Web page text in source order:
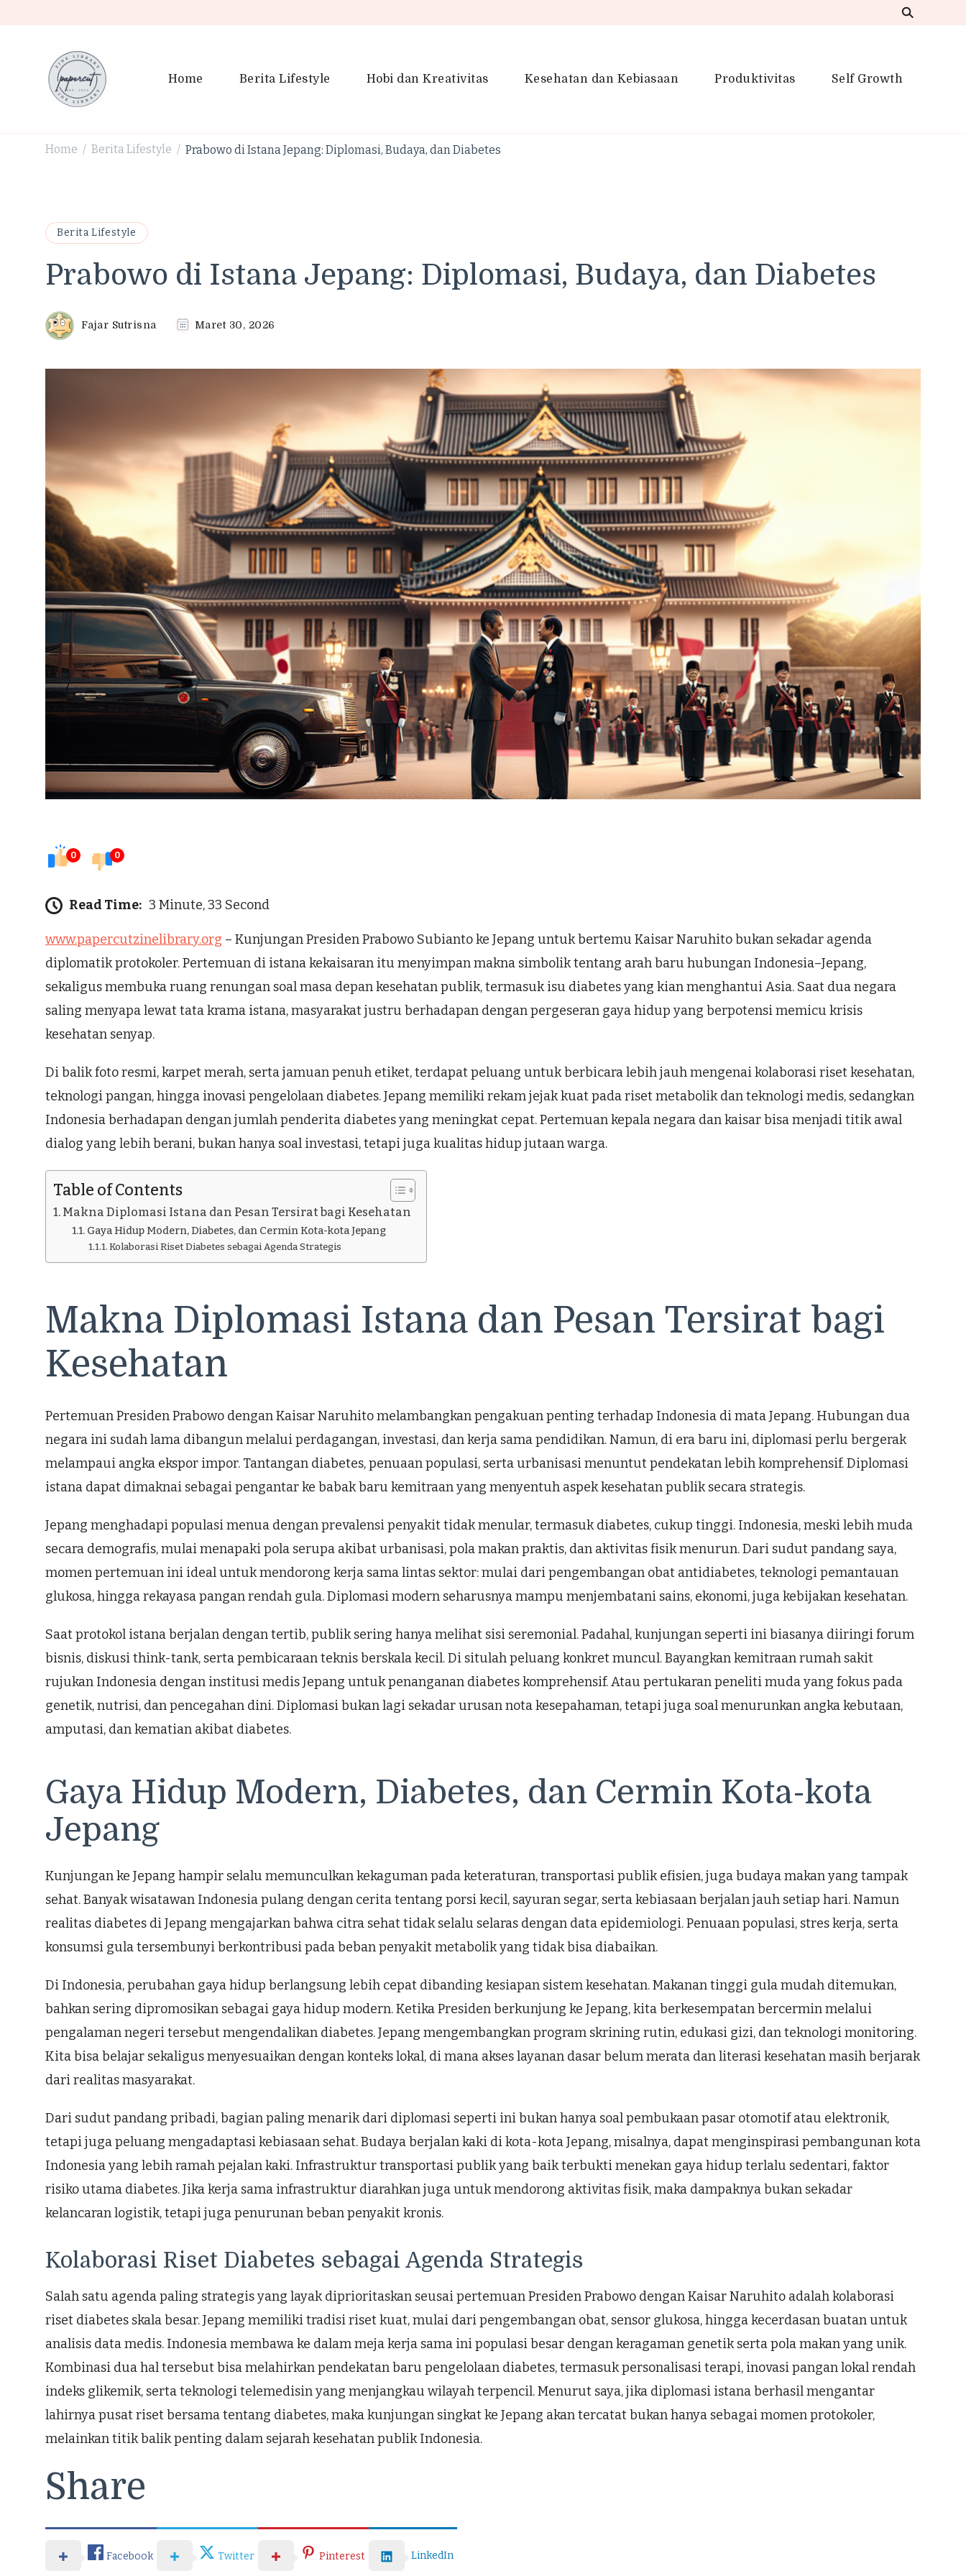
Home Berita Lifestyle Hobi dan Kreativitas Kesehatan dan Kebiasaan Produktivitas Self Growth
Home / Berita Lifestyle / Prabowo di Istana Jepang: Diplomasi, Budaya, dan Diabetes
Berita Lifestyle
Prabowo di Istana Jepang: Diplomasi, Budaya, dan Diabetes
Fajar Sutrisna Maret 30, 2026
0 0
Read Time: 3 Minute, 33 Second
www.papercutzinelibrary.org – Kunjungan Presiden Prabowo Subianto ke Jepang untuk bertemu Kaisar Naruhito bukan sekadar agenda
diplomatik protokoler. Pertemuan di istana kekaisaran itu menyimpan makna simbolik tentang arah baru hubungan Indonesia–Jepang,
sekaligus membuka ruang renungan soal masa depan kesehatan publik, termasuk isu diabetes yang kian menghantui Asia. Saat dua negara
saling menyapa lewat tata krama istana, masyarakat justru berhadapan dengan pergeseran gaya hidup yang berpotensi memicu krisis
kesehatan senyap.
Di balik foto resmi, karpet merah, serta jamuan penuh etiket, terdapat peluang untuk berbicara lebih jauh mengenai kolaborasi riset kesehatan,
teknologi pangan, hingga inovasi pengelolaan diabetes. Jepang memiliki rekam jejak kuat pada riset metabolik dan teknologi medis, sedangkan
Indonesia berhadapan dengan jumlah penderita diabetes yang meningkat cepat. Pertemuan kepala negara dan kaisar bisa menjadi titik awal
dialog yang lebih berani, bukan hanya soal investasi, tetapi juga kualitas hidup jutaan warga.
Table of Contents
Makna Diplomasi Istana dan Pesan Tersirat bagi Kesehatan
Gaya Hidup Modern, Diabetes, dan Cermin Kota-kota Jepang
Kolaborasi Riset Diabetes sebagai Agenda Strategis
Makna Diplomasi Istana dan Pesan Tersirat bagi
Kesehatan
Pertemuan Presiden Prabowo dengan Kaisar Naruhito melambangkan pengakuan penting terhadap Indonesia di mata Jepang. Hubungan dua
negara ini sudah lama dibangun melalui perdagangan, investasi, dan kerja sama pendidikan. Namun, di era baru ini, diplomasi perlu bergerak
melampaui angka ekspor impor. Tantangan diabetes, penuaan populasi, serta urbanisasi menuntut pendekatan lebih komprehensif. Diplomasi
istana dapat dimaknai sebagai pengantar ke babak baru kemitraan yang menyentuh aspek kesehatan publik secara strategis.
Jepang menghadapi populasi menua dengan prevalensi penyakit tidak menular, termasuk diabetes, cukup tinggi. Indonesia, meski lebih muda
secara demografis, mulai menapaki pola serupa akibat urbanisasi, pola makan praktis, dan aktivitas fisik menurun. Dari sudut pandang saya,
momen pertemuan ini ideal untuk mendorong kerja sama lintas sektor: mulai dari pengembangan obat antidiabetes, teknologi pemantauan
glukosa, hingga rekayasa pangan rendah gula. Diplomasi modern seharusnya mampu menjembatani sains, ekonomi, juga kebijakan kesehatan.
Saat protokol istana berjalan dengan tertib, publik sering hanya melihat sisi seremonial. Padahal, kunjungan seperti ini biasanya diiringi forum
bisnis, diskusi think-tank, serta pembicaraan teknis berskala kecil. Di situlah peluang konkret muncul. Bayangkan kemitraan rumah sakit
rujukan Indonesia dengan institusi medis Jepang untuk penanganan diabetes komprehensif. Atau pertukaran peneliti muda yang fokus pada
genetik, nutrisi, dan pencegahan dini. Diplomasi bukan lagi sekadar urusan nota kesepahaman, tetapi juga soal menurunkan angka kebutaan,
amputasi, dan kematian akibat diabetes.
Gaya Hidup Modern, Diabetes, dan Cermin Kota-kota
Jepang
Kunjungan ke Jepang hampir selalu memunculkan kekaguman pada keteraturan, transportasi publik efisien, juga budaya makan yang tampak
sehat. Banyak wisatawan Indonesia pulang dengan cerita tentang porsi kecil, sayuran segar, serta kebiasaan berjalan jauh setiap hari. Namun
realitas diabetes di Jepang mengajarkan bahwa citra sehat tidak selalu selaras dengan data epidemiologi. Penuaan populasi, stres kerja, serta
konsumsi gula tersembunyi berkontribusi pada beban penyakit metabolik yang tidak bisa diabaikan.
Di Indonesia, perubahan gaya hidup berlangsung lebih cepat dibanding kesiapan sistem kesehatan. Makanan tinggi gula mudah ditemukan,
bahkan sering dipromosikan sebagai gaya hidup modern. Ketika Presiden berkunjung ke Jepang, kita berkesempatan bercermin melalui
pengalaman negeri tersebut mengendalikan diabetes. Jepang mengembangkan program skrining rutin, edukasi gizi, dan teknologi monitoring.
Kita bisa belajar sekaligus menyesuaikan dengan konteks lokal, di mana akses layanan dasar belum merata dan literasi kesehatan masih berjarak
dari realitas masyarakat.
Dari sudut pandang pribadi, bagian paling menarik dari diplomasi seperti ini bukan hanya soal pembukaan pasar otomotif atau elektronik,
tetapi juga peluang mengadaptasi kebiasaan sehat. Budaya berjalan kaki di kota-kota Jepang, misalnya, dapat menginspirasi pembangunan kota
Indonesia yang lebih ramah pejalan kaki. Infrastruktur transportasi publik yang baik terbukti menekan gaya hidup terlalu sedentari, faktor
risiko utama diabetes. Jika kerja sama infrastruktur diarahkan juga untuk mendorong aktivitas fisik, maka dampaknya bukan sekadar
kelancaran logistik, tetapi juga penurunan beban penyakit kronis.
Kolaborasi Riset Diabetes sebagai Agenda Strategis
Salah satu agenda paling strategis yang layak diprioritaskan seusai pertemuan Presiden Prabowo dengan Kaisar Naruhito adalah kolaborasi
riset diabetes skala besar. Jepang memiliki tradisi riset kuat, mulai dari pengembangan obat, sensor glukosa, hingga kecerdasan buatan untuk
analisis data medis. Indonesia membawa ke dalam meja kerja sama ini populasi besar dengan keragaman genetik serta pola makan yang unik.
Kombinasi dua hal tersebut bisa melahirkan pendekatan baru pengelolaan diabetes, termasuk personalisasi terapi, inovasi pangan lokal rendah
indeks glikemik, serta teknologi telemedisin yang menjangkau wilayah terpencil. Menurut saya, jika diplomasi istana berhasil mengantar
lahirnya pusat riset bersama tentang diabetes, maka kunjungan singkat ke Jepang akan tercatat bukan hanya sebagai momen protokoler,
melainkan titik balik penting dalam sejarah kesehatan publik Indonesia.
Share
Facebook Twitter Pinterest LinkedIn